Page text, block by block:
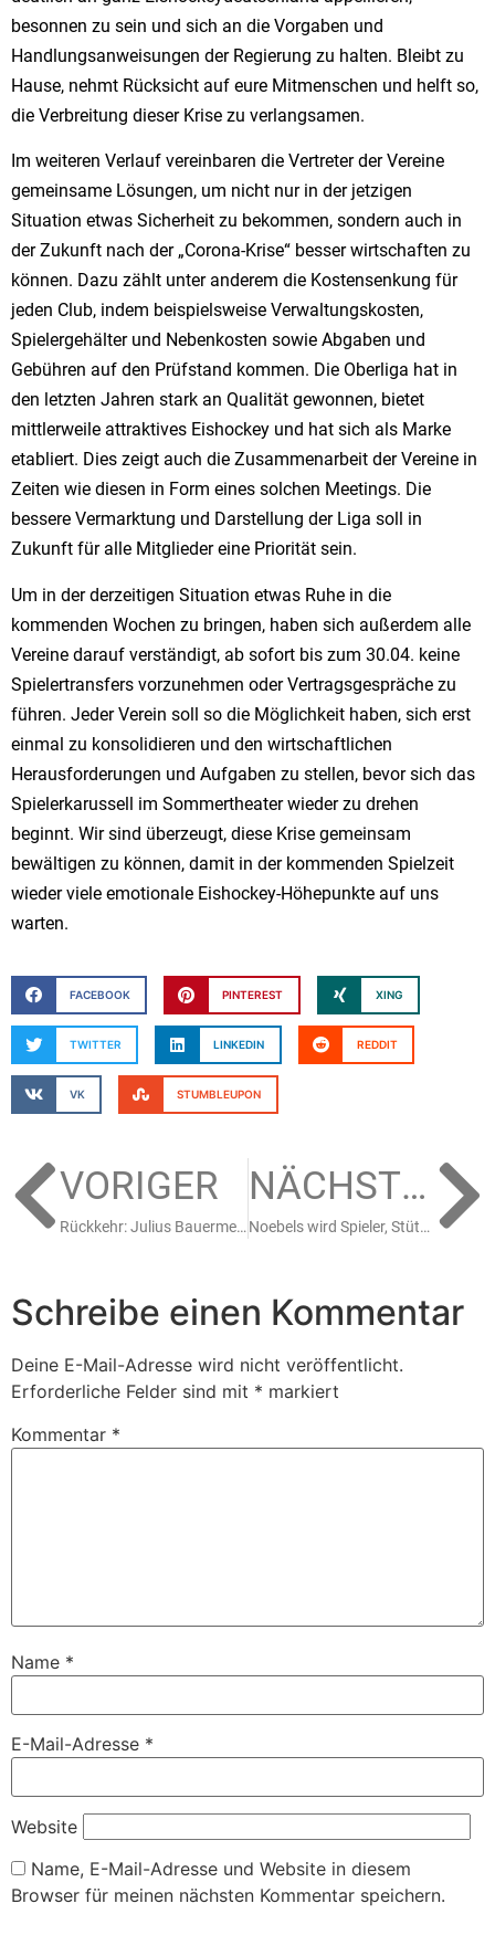
besonnen zu sein und sich an die Vorgaben und
Handlungsanweisungen der Regierung zu halten. Bleibt zu
Hause, nehmt Rücksicht auf eure Mitmenschen und helft so,
die Verbreitung dieser Krise zu verlangsamen.
Im weiteren Verlauf vereinbaren die Vertreter der Vereine
gemeinsame Lösungen, um nicht nur in der jetzigen
Situation etwas Sicherheit zu bekommen, sondern auch in
der Zukunft nach der „Corona-Krise“ besser wirtschaften zu
können. Dazu zählt unter anderem die Kostensenkung für
jeden Club, indem beispielsweise Verwaltungskosten,
Spielergehälter und Nebenkosten sowie Abgaben und
Gebühren auf den Prüfstand kommen. Die Oberliga hat in
den letzten Jahren stark an Qualität gewonnen, bietet
mittlerweile attraktives Eishockey und hat sich als Marke
etabliert. Dies zeigt auch die Zusammenarbeit der Vereine in
Zeiten wie diesen in Form eines solchen Meetings. Die
bessere Vermarktung und Darstellung der Liga soll in
Zukunft für alle Mitglieder eine Priorität sein.
Um in der derzeitigen Situation etwas Ruhe in die
kommenden Wochen zu bringen, haben sich außerdem alle
Vereine darauf verständigt, ab sofort bis zum 30.04. keine
Spielertransfers vorzunehmen oder Vertragsgespräche zu
führen. Jeder Verein soll so die Möglichkeit haben, sich erst
einmal zu konsolidieren und den wirtschaftlichen
Herausforderungen und Aufgaben zu stellen, bevor sich das
Spielerkarussell im Sommertheater wieder zu drehen
beginnt. Wir sind überzeugt, diese Krise gemeinsam
bewältigen zu können, damit in der kommenden Spielzeit
wieder viele emotionale Eishockey-Höhepunkte auf uns
warten.
FACEBOOK PINTEREST XING
TWITTER LINKEDIN REDDIT
VK STUMBLEUPON
VORIGER
Rückkehr: Julius Bauermeister kommt zurück zum KEV
NÄCHSTER
Noebels wird Spieler, Stützle Rookie des Jahres 2019/20
Schreibe einen Kommentar
Deine E-Mail-Adresse wird nicht veröffentlicht.
Erforderliche Felder sind mit * markiert
Kommentar *
Name *
E-Mail-Adresse *
Website
Name, E-Mail-Adresse und Website in diesem
Browser für meinen nächsten Kommentar speichern.